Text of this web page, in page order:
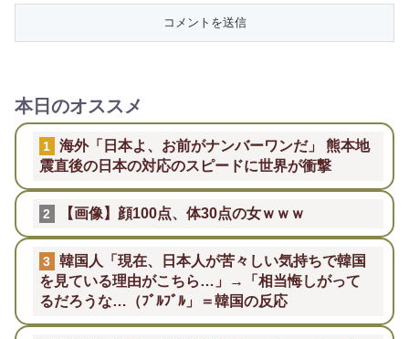
本日のオススメ
1
海外「日本よ、お前がナンバーワンだ」 熊本地
震直後の日本の対応のスピードに世界が衝撃
2 【画像】顔100点、体30点の女ｗｗｗ
3
韓国人「現在、日本人が苦々しい気持ちで韓国
を見ている理由がこちら…」→「相当悔しがって
るだろうな…（ﾌﾞﾙﾌﾞﾙ」＝韓国の反応